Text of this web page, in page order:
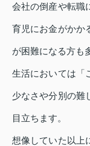
会社の倒産や転職
育児にお金がかか
が困難になる方も
生活においては「
少なさや分別の難
目立ちます。
想像していた以上